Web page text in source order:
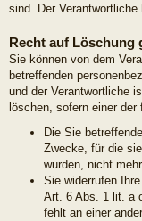
sind. Der
Recht auf Löschung
Sie können von dem
betreffenden
und der Verantwortliche
löschen, sofern einer der
Die Sie
Zwecke, für die
wurden, nicht
Sie widerrufen
Art. 6 Abs. 1 lit. a
fehlt an einer